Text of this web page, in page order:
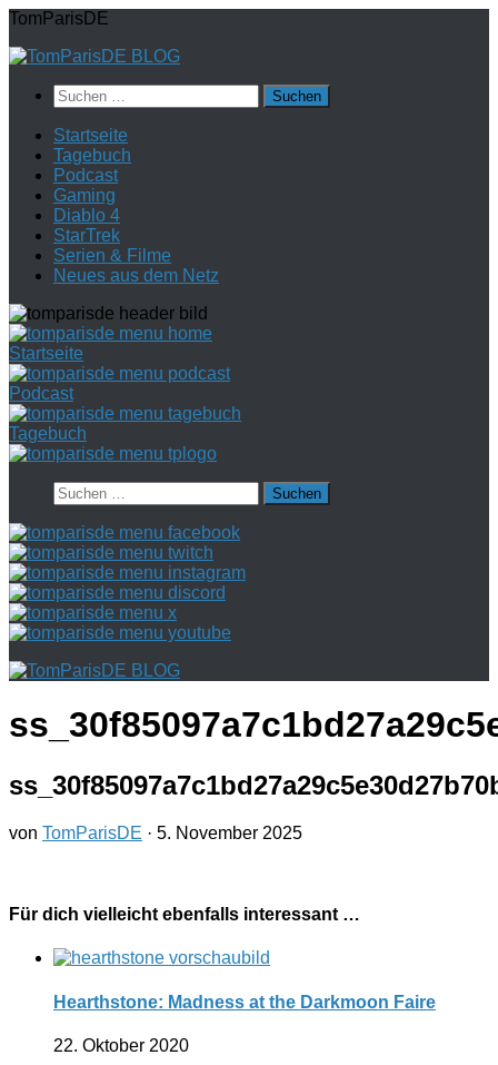
Zum
springen
TomParisDE
Suchen
nach:
Startseite
Tagebuch
Podcast
Gaming
Diablo 4
StarTrek
Serien & Filme
Neues aus dem Netz
Startseite
Podcast
Tagebuch
Suchen
nach:
von TomParisDE · 5. November 2025
Für dich vielleicht ebenfalls interessant …
Hearthstone: Madness at the Darkmoon Faire
22. Oktober 2020